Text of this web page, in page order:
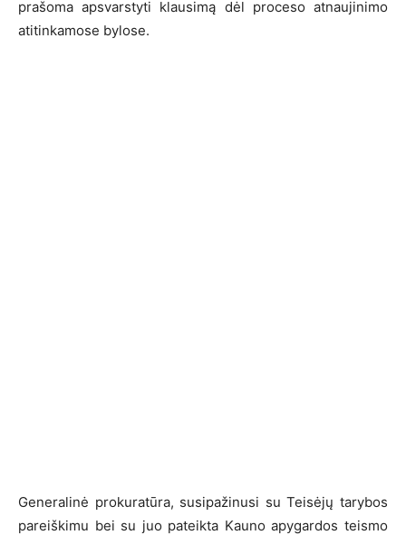
prašoma apsvarstyti klausimą dėl proceso atnaujinimo
atitinkamose bylose.
Generalinė prokuratūra, susipažinusi su Teisėjų tarybos
pareiškimu bei su juo pateikta Kauno apygardos teismo